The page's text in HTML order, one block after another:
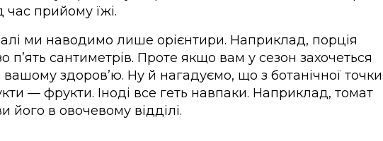
час прийому їжі.
ми наводимо лише орієнтири. Наприклад, порція
сантиметрів. Проте якщо вам у сезон захочеться
здоров’ю. Ну й нагадуємо, що з ботанічної точки
— фрукти. Іноді все геть навпаки. Наприклад, томат
його в овочевому відділі.